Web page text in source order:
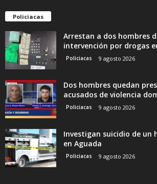
Policiacas
Arrestan a dos hombres
intervención por drogas
Policiacas 9 agosto 2026
Dos hombres quedan
acusados de violencia
Policiacas 9 agosto 2026
Investigan suicidio de un
en Aguada
Policiacas 9 agosto 2026